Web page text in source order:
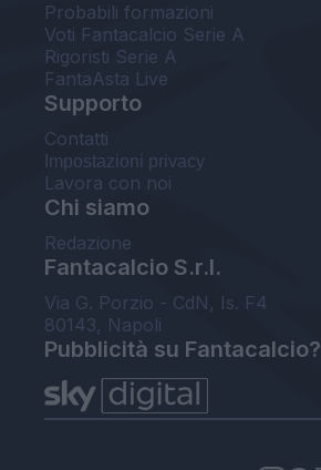
Probabili formazioni
Voti Fantacalcio Serie A
Rigoristi Serie A
FantaAsta Live
Supporto
Contatti
Impostazioni privacy
Lavora con noi
Chi siamo
Redazione
Fantacalcio S.r.l.
Via G. Porzio - CdN, Is. F4
80143, Napoli
Pubblicità su Fantacalcio?